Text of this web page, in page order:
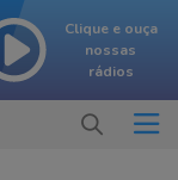
Clique e ouça
nossas
rádios